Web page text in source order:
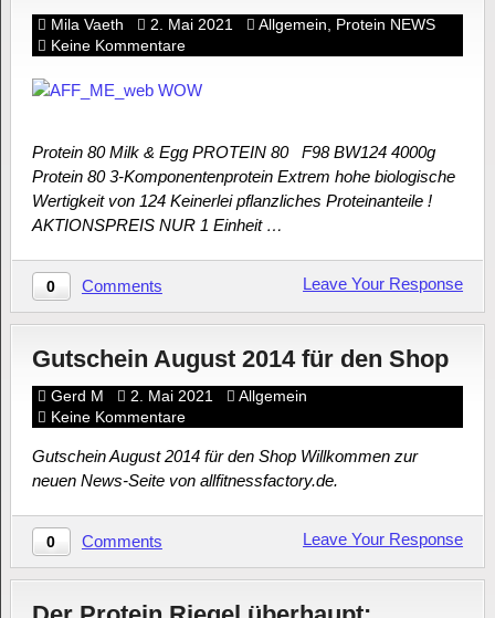
Mila Vaeth 2. Mai 2021 Allgemein
Protein NEWS
Keine Kommentare
Protein 80 Milk & Egg PROTEIN 80 F98 BW124 4000g
Protein 80 3-Komponentenprotein Extrem hohe biologische
Wertigkeit von 124 Keinerlei pflanzliches Proteinanteile !
AKTIONSPREIS NUR 1 Einheit …
0 Comments Leave Your Response
Gutschein August 2014 für den Shop
Gerd M 2. Mai 2021
Allgemein
Keine Kommentare
Gutschein August 2014 für den Shop Willkommen zur
neuen News-Seite von allfitnessfactory.de.
0 Comments Leave Your Response